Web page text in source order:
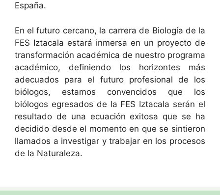
España.
En el futuro cercano, la carrera de Biología de la
FES Iztacala estará inmersa en un proyecto de
transformación académica de nuestro programa
académico, definiendo los horizontes más
adecuados para el futuro profesional de los
biólogos, estamos convencidos que los
biólogos egresados de la FES Iztacala serán el
resultado de una ecuación exitosa que se ha
decidido desde el momento en que se sintieron
llamados a investigar y trabajar en los procesos
de la Naturaleza.